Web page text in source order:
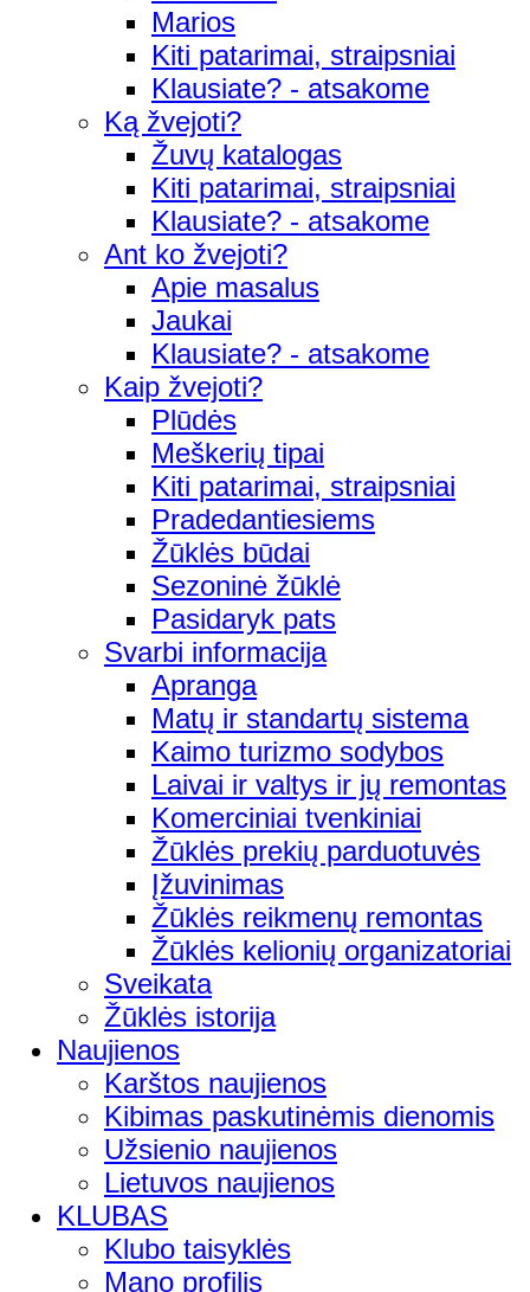
Marios
Kiti patarimai, straipsniai
Klausiate? - atsakome
Ką žvejoti?
Žuvų katalogas
Kiti patarimai, straipsniai
Klausiate? - atsakome
Ant ko žvejoti?
Apie masalus
Jaukai
Klausiate? - atsakome
Kaip žvejoti?
Plūdės
Meškerių tipai
Kiti patarimai, straipsniai
Pradedantiesiems
Žūklės būdai
Sezoninė žūklė
Pasidaryk pats
Svarbi informacija
Apranga
Matų ir standartų sistema
Kaimo turizmo sodybos
Laivai ir valtys ir jų remontas
Komerciniai tvenkiniai
Žūklės prekių parduotuvės
Įžuvinimas
Žūklės reikmenų remontas
Žūklės kelionių organizatoriai
Sveikata
Žūklės istorija
Naujienos
Karštos naujienos
Kibimas paskutinėmis dienomis
Užsienio naujienos
Lietuvos naujienos
KLUBAS
Klubo taisyklės
Mano profilis